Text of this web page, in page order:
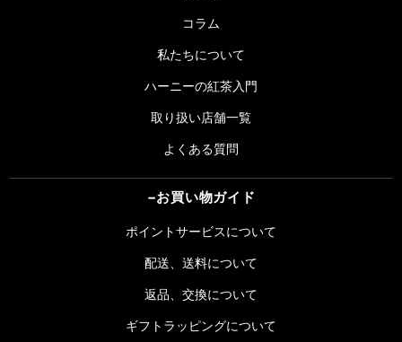
コラム
私たちについて
ハーニーの紅茶入門
取り扱い店舗一覧
よくある質問
お買い物ガイド
ポイントサービスについて
配送、送料について
返品、交換について
ギフトラッピングについて